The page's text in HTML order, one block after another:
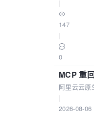
147
0
MCP 重
阿里云云原
2026-08-06